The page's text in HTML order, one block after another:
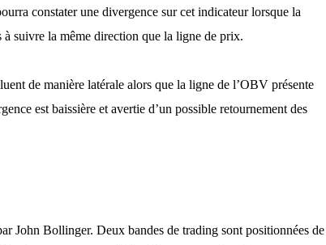
constater une divergence sur cet indicateur lorsque la
suivre la même direction que la ligne de prix.
de manière latérale alors que la ligne de l’OBV présente
est baissière et avertie d’un possible retournement des
John Bollinger. Deux bandes de trading sont positionnées de